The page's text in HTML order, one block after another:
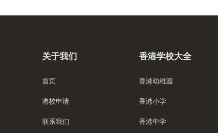
关于我们
首页
港校申请
联系我们
香港学校大全
香港幼稚园
香港小学
香港中学